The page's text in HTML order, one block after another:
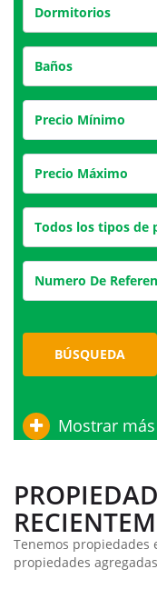
Dormitorios
Baños
Todos los tipos de
BÚSQUEDA
Mostrar
Tenemos propiedades
propiedades